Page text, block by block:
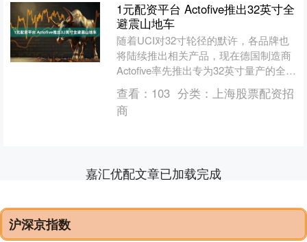
1元配资平台 Actofive推出32英寸全
避震山地车
随着UCI对32寸轮径的默许，各品牌也
将陆续推出相关产品，现在德国制造商
Actofive率先推出专为32英寸量产的全避
震山地车。 该项目始于DT Swiss委托....
查看： 103 分类： 上海股票配资招
商
嘉汇优配文章已加载完成
沪深京指数